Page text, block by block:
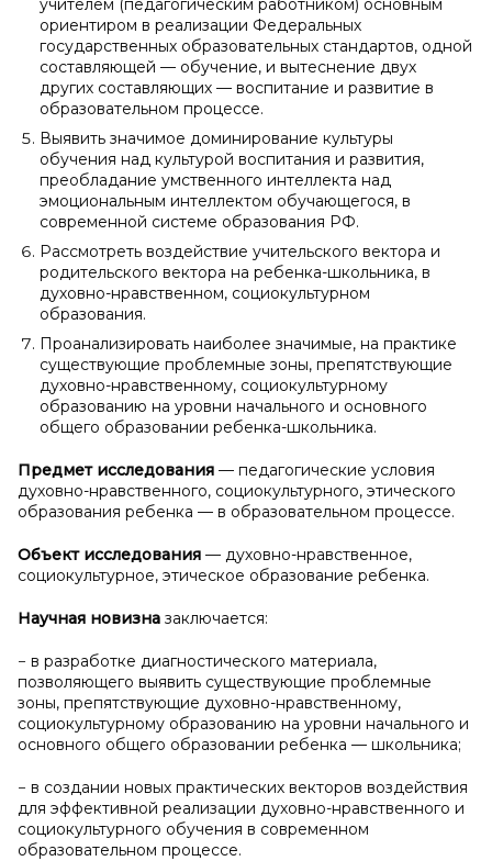
учителем (педагогическим работником) основным
ориентиром в реализации Федеральных
государственных образовательных стандартов, одной
составляющей — обучение, и вытеснение двух
других составляющих — воспитание и развитие в
образовательном процессе.
Выявить значимое доминирование культуры
обучения над культурой воспитания и развития,
преобладание умственного интеллекта над
эмоциональным интеллектом обучающегося, в
современной системе образования РФ.
Рассмотреть воздействие учительского вектора и
родительского вектора на ребенка-школьника, в
духовно-нравственном, социокультурном
образования.
Проанализировать наиболее значимые, на практике
существующие проблемные зоны, препятствующие
духовно-нравственному, социокультурному
образованию на уровни начального и основного
общего образовании ребенка-школьника.
Предмет исследования — педагогические условия
духовно-нравственного, социокультурного, этического
образования ребенка — в образовательном процессе.
Объект исследования — духовно-нравственное,
социокультурное, этическое образование ребенка.
Научная новизна заключается:
− в разработке диагностического материала,
позволяющего выявить существующие проблемные
зоны, препятствующие духовно-нравственному,
социокультурному образованию на уровни начального и
основного общего образовании ребенка — школьника;
− в создании новых практических векторов воздействия
для эффективной реализации духовно-нравственного и
социокультурного обучения в современном
образовательном процессе.